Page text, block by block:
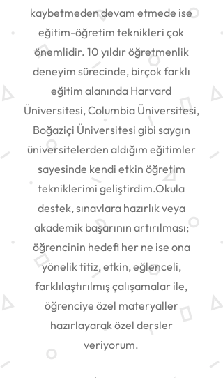
kaybetmeden devam etmede ise
eğitim-öğretim teknikleri çok
önemlidir. 10 yıldır öğretmenlik
deneyim sürecinde, birçok farklı
eğitim alanında Harvard
Üniversitesi, Columbia Üniversitesi,
Boğaziçi Üniversitesi gibi saygın
üniversitelerden aldığım eğitimler
sayesinde kendi etkin öğretim
tekniklerimi geliştirdim.Okula
destek, sınavlara hazırlık veya
akademik başarının artırılması;
öğrencinin hedefi her ne ise ona
yönelik titiz, etkin, eğlenceli,
farklılaştırılmış çalışamalar ile,
öğrenciye özel materyaller
hazırlayarak özel dersler
veriyorum.